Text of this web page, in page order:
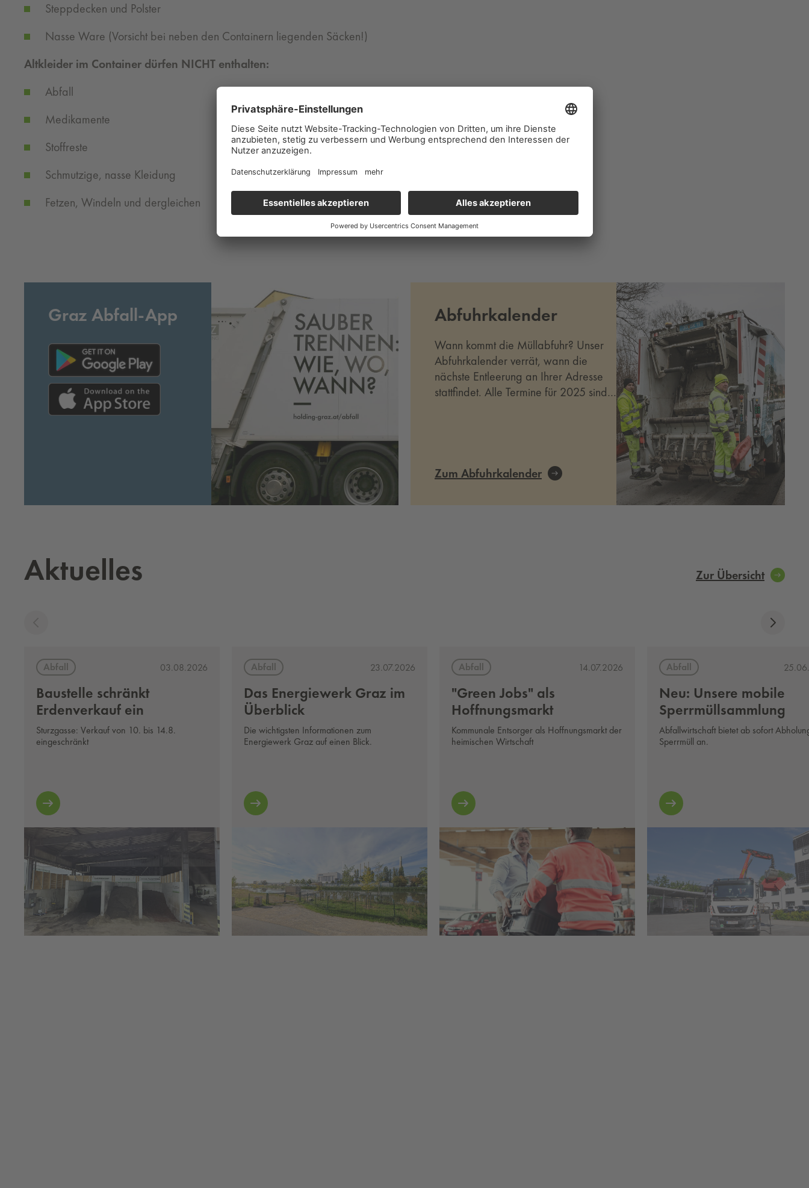
Steppdecken und Polster
Nasse Ware (Vorsicht bei neben den Containern liegenden Säcken!)
Altkleider im Container dürfen NICHT enthalten:
Abfall
Medikamente
Stoffreste
Schmutzige, nasse Kleidung
Fetzen, Windeln und dergleichen
Graz Abfall-App Abfuhrkalender
Wann kommt die Müllabfuhr? Unser
Abfuhrkalender verrät, wann die
nächste Entleerung an Ihrer Adresse
stattfindet. Alle Termine für 2025 sind
Zum Abfuhrkalender
Aktuelles Zur Übersicht
Abfall 03.08.2026
Baustelle schränkt
Erdenverkauf ein
Sturzgasse: Verkauf von 10. bis 14.8.
eingeschränkt
Abfall 23.07.2026
Das Energiewerk Graz im
Überblick
Die wichtigsten Informationen zum
Energiewerk Graz auf einen Blick.
Abfall 14.07.2026
"Green Jobs" als
Hoffnungsmarkt
Kommunale Entsorger als Hoffnungsmarkt der
heimischen Wirtschaft
Abfall
Neu: Unsere mobile
Sperrmüllsammlung
Abfallwirtschaft bietet ab sofort
Sperrmüll an.